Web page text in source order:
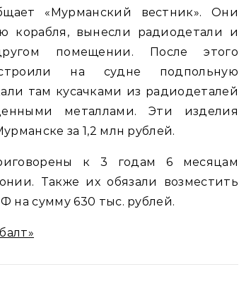
«Мурманский вестник». Они
корабля, вынесли радиодетали и
помещении. После этого
на судне подпольную
там кусачками из радиодеталей
металлами. Эти изделия
за 1,2 млн рублей.
к 3 годам 6 месяцам
Также их обязали возместить
сумму 630 тыс. рублей.